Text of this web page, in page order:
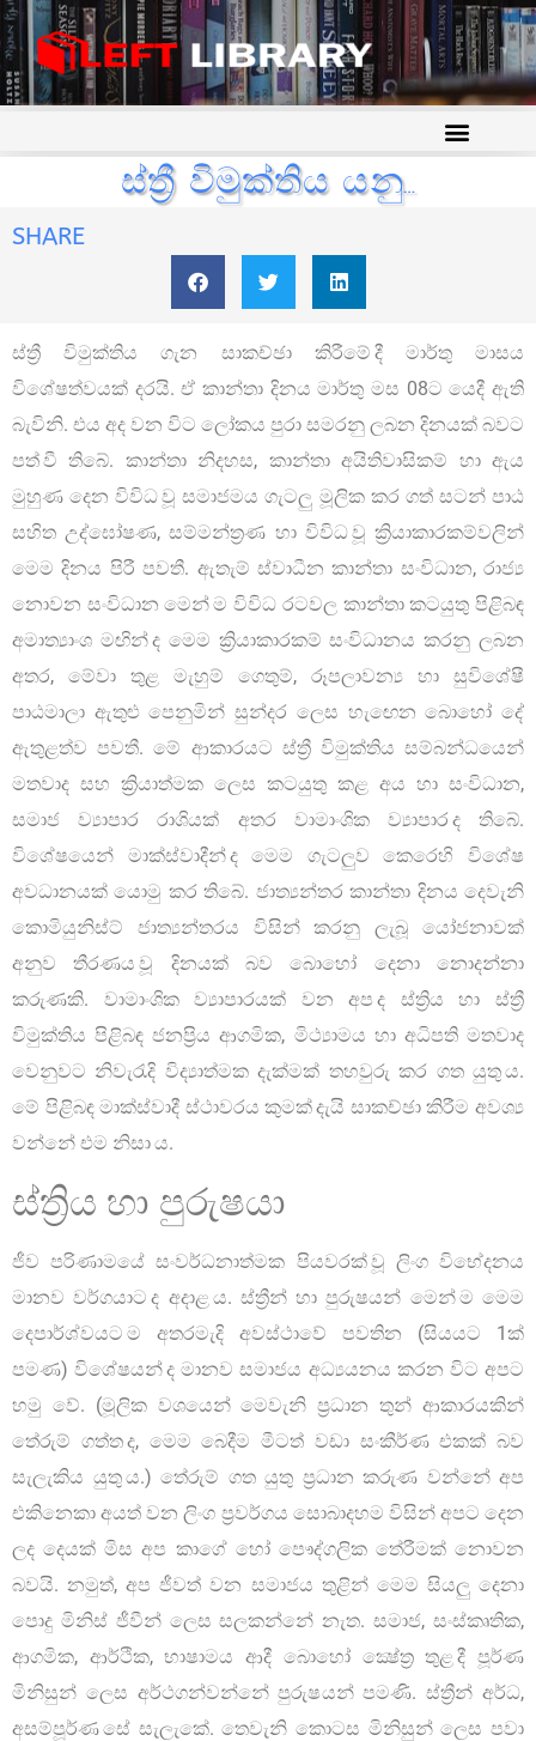
ස්ත්‍රී විමුක්තිය යනු…
SHARE
ස්ත්‍රී විමුක්තිය ගැන සාකච්ඡා කිරීමේ දී මාර්තු මාසය
විශේෂත්වයක් දරයි. ඒ කාන්තා දිනය මාර්තු මස 08ට යෙදී ඇති
බැවිනි. එය අද වන විට ලෝකය පුරා සමරනු ලබන දිනයක් බවට
පත් වී තිබේ. කාන්තා නිදහස, කාන්තා අයිතිවාසිකම් හා ඇය
මුහුණ දෙන විවිධ වූ සමාජමය ගැටලු මූලික කර ගත් සටන් පාඨ
සහිත උද්ඝෝෂණ, සම්මන්ත්‍රණ හා විවිධ වූ ක්‍රියාකාරකම්වලින්
මෙම දිනය පිරී පවතී. ඇතැම් ස්වාධීන කාන්තා සංවිධාන, රාජ්‍ය
නොවන සංවිධාන මෙන් ම විවිධ රටවල කාන්තා කටයුතු පිළිබඳ
අමාත්‍යාංශ මඟින් ද මෙම ක්‍රියාකාරකම් සංවිධානය කරනු ලබන
අතර, මේවා තුළ මැහුම් ගෙතුම්, රූපලාවන්‍ය හා සුවිශේෂී
පාඨමාලා ඇතුළු පෙනුමින් සුන්දර ලෙස හැඟෙන බොහෝ දේ
ඇතුළත්ව පවතී. මේ ආකාරයට ස්ත්‍රී විමුක්තිය සම්බන්ධයෙන්
මතවාද සහ ක්‍රියාත්මක ලෙස කටයුතු කළ අය හා සංවිධාන,
සමාජ ව්‍යාපාර රාශියක් අතර වාමාංශික ව්‍යාපාර ද තිබේ.
විශේෂයෙන් මාක්ස්වාදීන් ද මෙම ගැටලුව කෙරෙහි විශේෂ
අවධානයක් යොමු කර තිබේ. ජාත්‍යන්තර කාන්තා දිනය දෙවැනි
කොමියුනිස්ට් ජාත්‍යන්තරය විසින් කරනු ලැබූ යෝජනාවක්
අනුව තීරණය වූ දිනයක් බව බොහෝ දෙනා නොදන්නා
කරුණකි. වාමාංශික ව්‍යාපාරයක් වන අප ද ස්ත්‍රිය හා ස්ත්‍රී
විමුක්තිය පිළිබඳ ජනප්‍රිය ආගමික, මිථ්‍යාමය හා අධිපති මතවාද
වෙනුවට නිවැරැදි විද්‍යාත්මක දැක්මක් තහවුරු කර ගත යුතු ය.
මේ පිළිබඳ මාක්ස්වාදී ස්ථාවරය කුමක් දැයි සාකච්ඡා කිරීම අවශ්‍ය
වන්නේ එම නිසා ය.
ස්ත්‍රිය හා පුරුෂයා
ජීව පරිණාමයේ සංවර්ධනාත්මක පියවරක් වූ ලිංග විභේදනය
මානව වර්ගයාට ද අදාළ ය. ස්ත්‍රීන් හා පුරුෂයන් මෙන් ම මෙම
දෙපාර්ශ්වයට ම අතරමැදි අවස්ථාවේ පවතින (සියයට 1ක්
පමණ) විශේෂයන් ද මානව සමාජය අධ්‍යයනය කරන විට අපට
හමු වේ. (මූලික වශයෙන් මෙවැනි ප්‍රධාන තුන් ආකාරයකින්
තේරුම් ගත්ත ද, මෙම බෙදීම මීටත් වඩා සංකීර්ණ එකක් බව
සැලැකිය යුතු ය.) තේරුම් ගත යුතු ප්‍රධාන කරුණ වන්නේ අප
එකිනෙකා අයත් වන ලිංග ප්‍රවර්ගය සොබාදහම විසින් අපට දෙන
ලද දෙයක් මිස අප කාගේ හෝ පෞද්ගලික තේරීමක් නොවන
බවයි. නමුත්, අප ජීවත් වන සමාජය තුළින් මෙම සියලු දෙනා
පොදු මිනිස් ජීවීන් ලෙස සලකන්නේ නැත. සමාජ, සංස්කෘතික,
ආගමික, ආර්ථික, භාෂාමය ආදී බොහෝ ක්‍ෂේත්‍ර තුළ දී පූර්ණ
මිනිසුන් ලෙස අර්ථගන්වන්නේ පුරුෂයන් පමණි. ස්ත්‍රීන් අර්ධ,
අසම්පූර්ණ සේ සැලැකේ. තෙවැනි කොටස මිනිසුන් ලෙස පවා